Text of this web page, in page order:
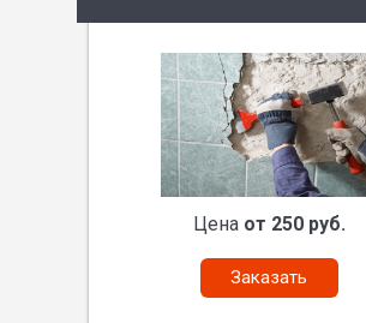
Цена от 250 руб.
Заказать